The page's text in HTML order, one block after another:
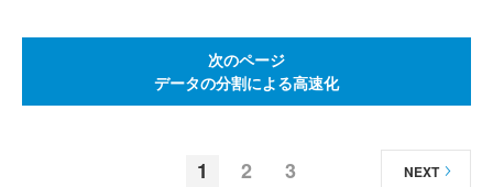
次のページ
データの分割による高速化
1 2 3 NEXT